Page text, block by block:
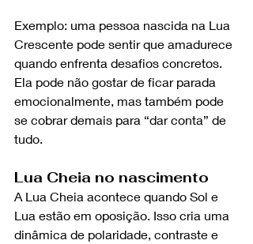
Exemplo: uma pessoa nascida na Lua
Crescente pode sentir que amadurece
quando enfrenta desafios concretos.
Ela pode não gostar de ficar parada
emocionalmente, mas também pode
se cobrar demais para “dar conta” de
tudo.
Lua Cheia no nascimento
A Lua Cheia acontece quando Sol e
Lua estão em oposição. Isso cria uma
dinâmica de polaridade, contraste e